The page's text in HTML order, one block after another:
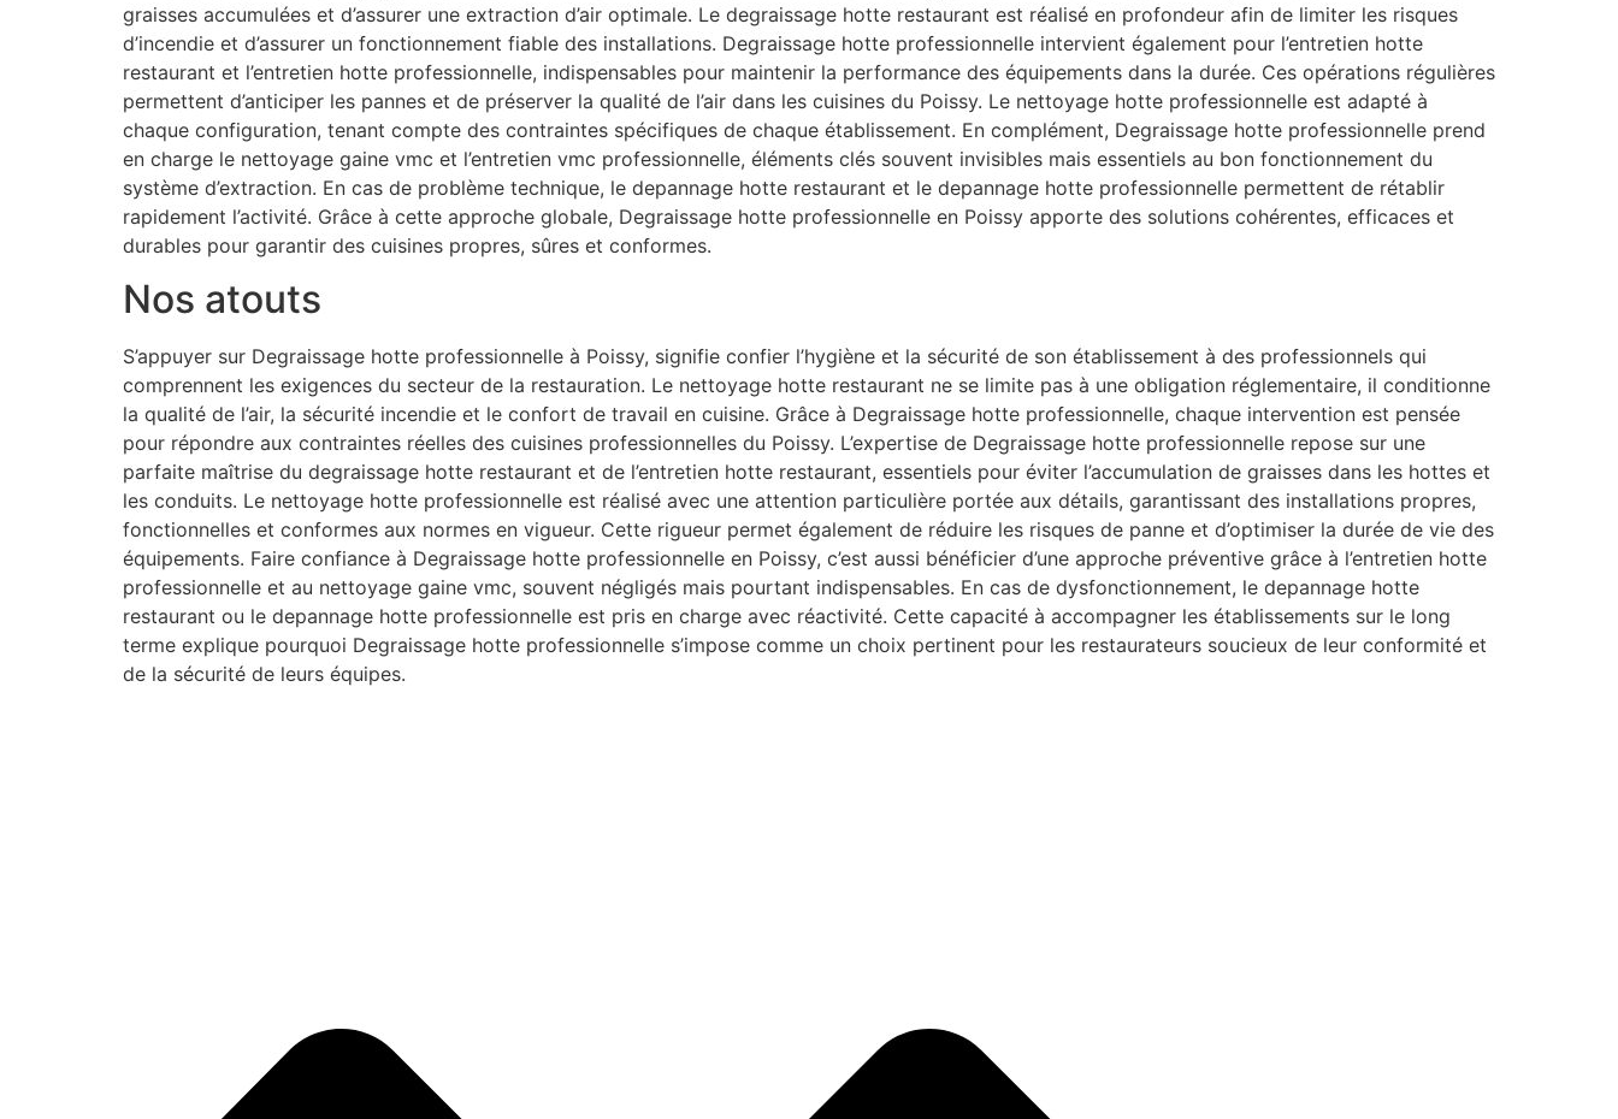
graisses accumulées et d’assurer une extraction d’air optimale. Le degraissage hotte restaurant est réalisé en profondeur afin de limiter les risques
d’incendie et d’assurer un fonctionnement fiable des installations. Degraissage hotte professionnelle intervient également pour l’entretien hotte
restaurant et l’entretien hotte professionnelle, indispensables pour maintenir la performance des équipements dans la durée. Ces opérations régulières
permettent d’anticiper les pannes et de préserver la qualité de l’air dans les cuisines du Poissy. Le nettoyage hotte professionnelle est adapté à
chaque configuration, tenant compte des contraintes spécifiques de chaque établissement. En complément, Degraissage hotte professionnelle prend
en charge le nettoyage gaine vmc et l’entretien vmc professionnelle, éléments clés souvent invisibles mais essentiels au bon fonctionnement du
système d’extraction. En cas de problème technique, le depannage hotte restaurant et le depannage hotte professionnelle permettent de rétablir
rapidement l’activité. Grâce à cette approche globale, Degraissage hotte professionnelle en Poissy apporte des solutions cohérentes, efficaces et
durables pour garantir des cuisines propres, sûres et conformes.
Nos atouts
S’appuyer sur Degraissage hotte professionnelle à Poissy, signifie confier l’hygiène et la sécurité de son établissement à des professionnels qui
comprennent les exigences du secteur de la restauration. Le nettoyage hotte restaurant ne se limite pas à une obligation réglementaire, il conditionne
la qualité de l’air, la sécurité incendie et le confort de travail en cuisine. Grâce à Degraissage hotte professionnelle, chaque intervention est pensée
pour répondre aux contraintes réelles des cuisines professionnelles du Poissy. L’expertise de Degraissage hotte professionnelle repose sur une
parfaite maîtrise du degraissage hotte restaurant et de l’entretien hotte restaurant, essentiels pour éviter l’accumulation de graisses dans les hottes et
les conduits. Le nettoyage hotte professionnelle est réalisé avec une attention particulière portée aux détails, garantissant des installations propres,
fonctionnelles et conformes aux normes en vigueur. Cette rigueur permet également de réduire les risques de panne et d’optimiser la durée de vie des
équipements. Faire confiance à Degraissage hotte professionnelle en Poissy, c’est aussi bénéficier d’une approche préventive grâce à l’entretien hotte
professionnelle et au nettoyage gaine vmc, souvent négligés mais pourtant indispensables. En cas de dysfonctionnement, le depannage hotte
restaurant ou le depannage hotte professionnelle est pris en charge avec réactivité. Cette capacité à accompagner les établissements sur le long
terme explique pourquoi Degraissage hotte professionnelle s’impose comme un choix pertinent pour les restaurateurs soucieux de leur conformité et
de la sécurité de leurs équipes.